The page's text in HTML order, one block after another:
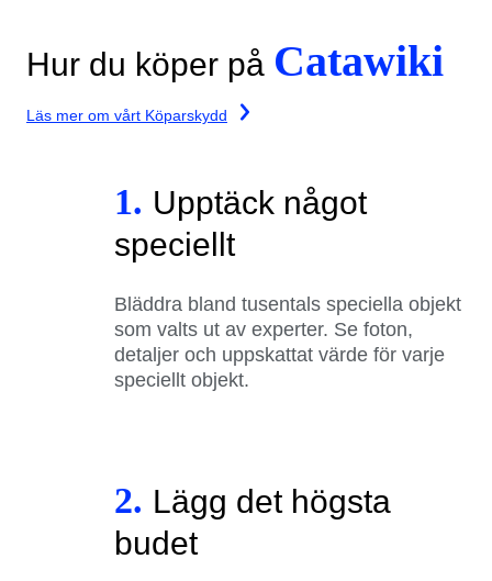
Hur du köper på Catawiki
Läs mer om vårt Köparskydd
1. Upptäck något
speciellt
Bläddra bland tusentals speciella objekt
som valts ut av experter. Se foton,
detaljer och uppskattat värde för varje
speciellt objekt.
2. Lägg det högsta
budet